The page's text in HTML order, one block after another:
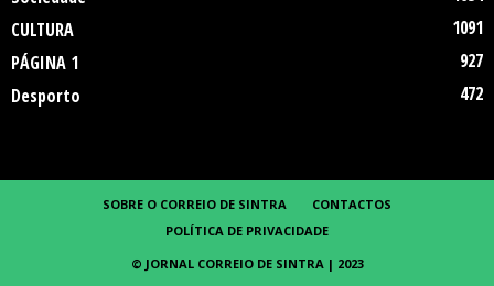
CULTURA
1091
PÁGINA 1
927
Desporto
472
SOBRE O CORREIO DE SINTRA
CONTACTOS
POLÍTICA DE PRIVACIDADE
© JORNAL CORREIO DE SINTRA | 2023